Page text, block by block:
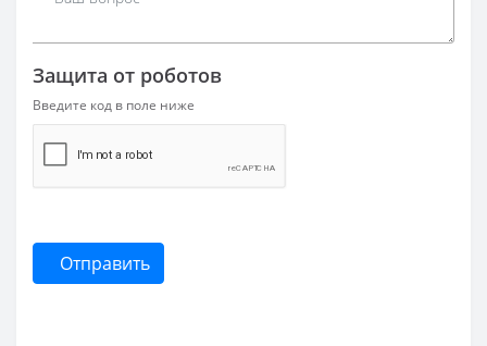
Защита от роботов
Введите код в поле ниже
Отправить